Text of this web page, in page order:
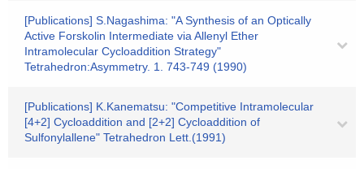
[Publications] S.Nagashima: "A Synthesis of an Optically
Active Forskolin Intermediate via Allenyl Ether
Intramolecular Cycloaddition Strategy"
Tetrahedron:Asymmetry. 1. 743-749 (1990)
[Publications] K.Kanematsu: "Competitive Intramolecular
[4+2] Cycloaddition and [2+2] Cycloaddition of
Sulfonylallene" Tetrahedron Lett.(1991)